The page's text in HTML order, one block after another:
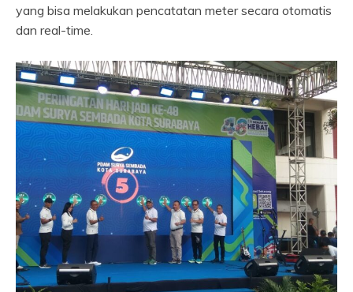
yang bisa melakukan pencatatan meter secara otomatis
dan real-time.